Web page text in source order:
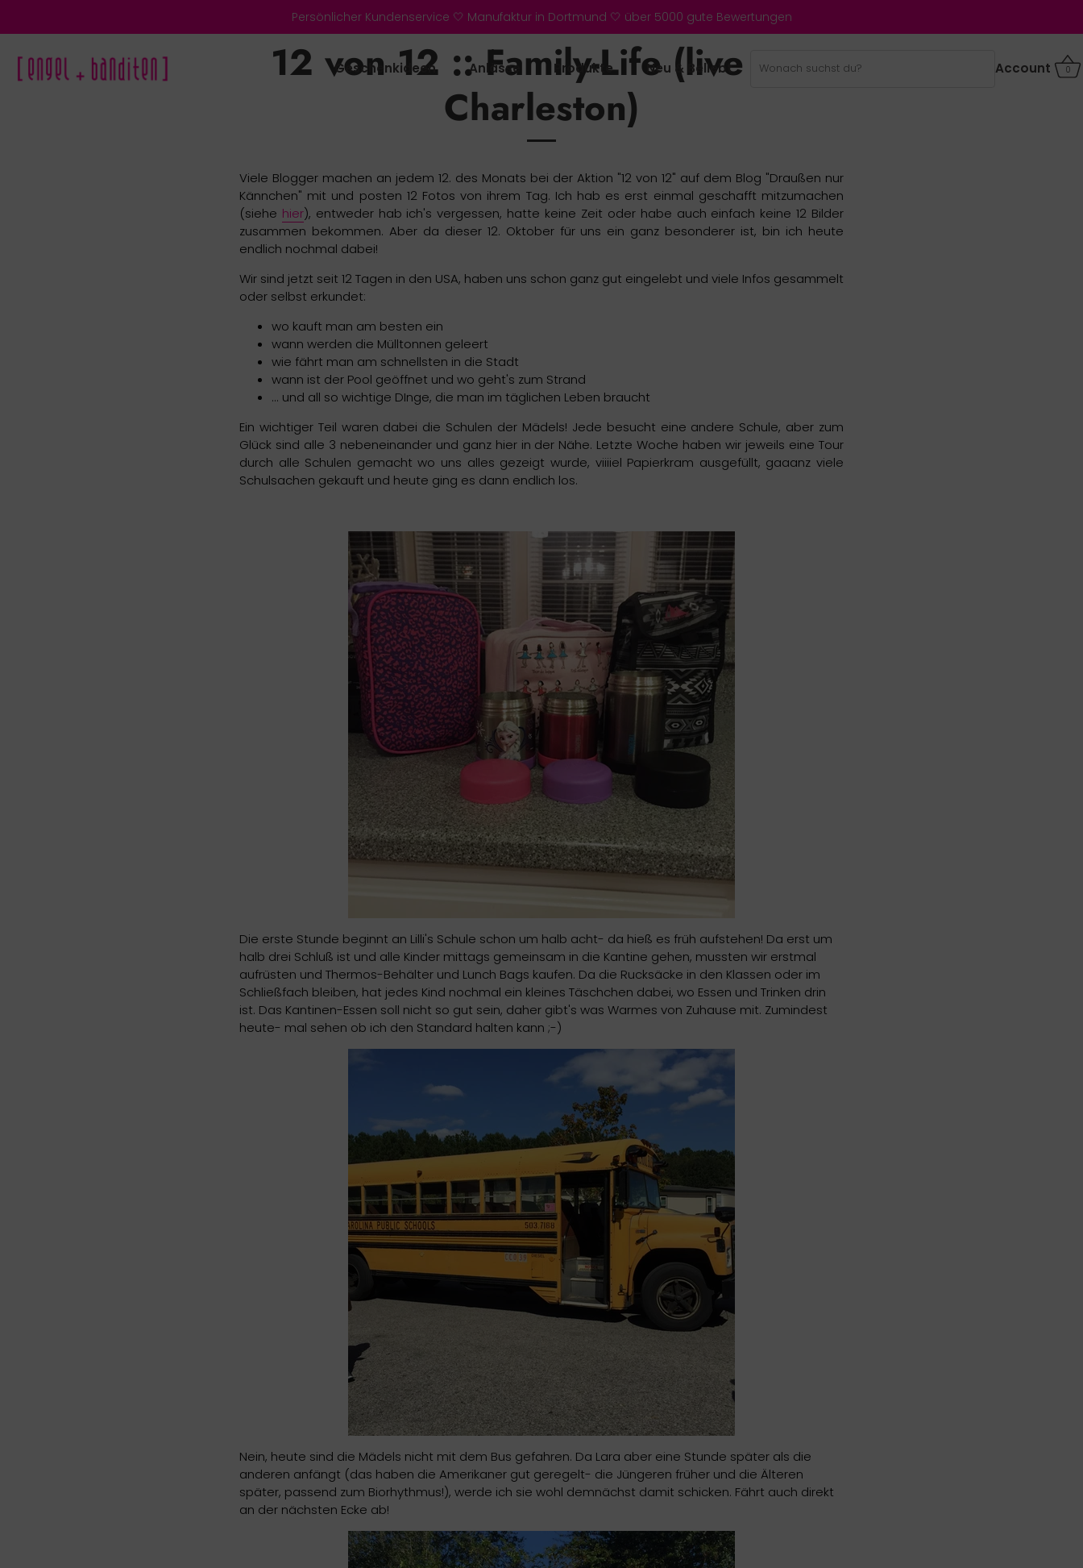
Persönlicher Kundenservice 🤍 Manufaktur in Dortmund 🤍 über 5000 gute Bewertungen
Geschenkideen Anlässe Produkte Neu & Beliebt Account 0
12 von 12 :: Family-Life (live aus
Charleston)
Viele Blogger machen an jedem 12. des Monats bei der Aktion "12 von 12" auf dem Blog "Draußen nur
Kännchen" mit und posten 12 Fotos von ihrem Tag. Ich hab es erst einmal geschafft mitzumachen
(siehe hier), entweder hab ich's vergessen, hatte keine Zeit oder habe auch einfach keine 12 Bilder
zusammen bekommen. Aber da dieser 12. Oktober für uns ein ganz besonderer ist, bin ich heute
endlich nochmal dabei!
Wir sind jetzt seit 12 Tagen in den USA, haben uns schon ganz gut eingelebt und viele Infos gesammelt
oder selbst erkundet:
wo kauft man am besten ein
wann werden die Mülltonnen geleert
wie fährt man am schnellsten in die Stadt
wann ist der Pool geöffnet und wo geht's zum Strand
... und all so wichtige DInge, die man im täglichen Leben braucht
Ein wichtiger Teil waren dabei die Schulen der Mädels! Jede besucht eine andere Schule, aber zum
Glück sind alle 3 nebeneinander und ganz hier in der Nähe. Letzte Woche haben wir jeweils eine Tour
durch alle Schulen gemacht wo uns alles gezeigt wurde, viiiiel Papierkram ausgefüllt, gaaanz viele
Schulsachen gekauft und heute ging es dann endlich los.
Die erste Stunde beginnt an Lilli's Schule schon um halb acht- da hieß es früh aufstehen! Da erst um
halb drei Schluß ist und alle Kinder mittags gemeinsam in die Kantine gehen, mussten wir erstmal
aufrüsten und Thermos-Behälter und Lunch Bags kaufen. Da die Rucksäcke in den Klassen oder im
Schließfach bleiben, hat jedes Kind nochmal ein kleines Täschchen dabei, wo Essen und Trinken drin
ist. Das Kantinen-Essen soll nicht so gut sein, daher gibt's was Warmes von Zuhause mit. Zumindest
heute- mal sehen ob ich den Standard halten kann ;-)
Nein, heute sind die Mädels nicht mit dem Bus gefahren. Da Lara aber eine Stunde später als die
anderen anfängt (das haben die Amerikaner gut geregelt- die Jüngeren früher und die Älteren
später, passend zum Biorhythmus!), werde ich sie wohl demnächst damit schicken. Fährt auch direkt
an der nächsten Ecke ab!